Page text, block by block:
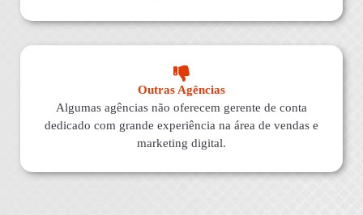
Outras Agências
Algumas agências não oferecem gerente de conta
dedicado com grande experiência na área de vendas e
marketing digital.